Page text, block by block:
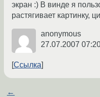
экран :) В винде я
растягивает картинку,
anonymous
27.07.2007
Ссылка
←